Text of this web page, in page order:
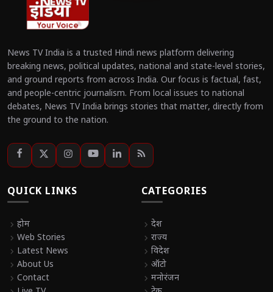
News TV India is a trusted Hindi news platform delivering
breaking news, political updates, national and state-level stories,
and ground reports from across India. Our focus is factual, fast,
and people-centric journalism. From local issues to national
debates, News TV India brings stories that matter, directly from
the ground to the nation.
QUICK LINKS
chevron_right होम
chevron_right Web Stories
chevron_right Latest News
chevron_right About Us
chevron_right Contact
CATEGORIES
chevron_right देश
chevron_right राज्य
chevron_right विदेश
chevron_right ऑटो
chevron_right मनोरंजन